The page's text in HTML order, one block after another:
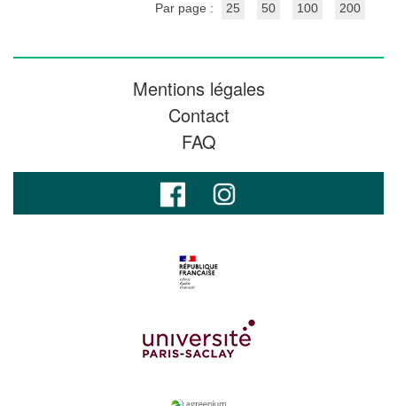
Par page :
25 50 100 200
Mentions légales
Contact
FAQ